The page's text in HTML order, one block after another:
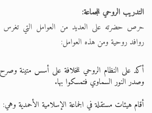
التدريب الروحي للجماعة:
حرص حضرته على العديد من العوامل التي تغرس
روافد روحية ومن هذه العوامل:
أكد على النظام الروحي للخلافة على أسس متينة
وصدر النور السماوي فتمسكوا بها.
أقام هيئات مستقلة في الجماعة الإسلامية الأحمدية وهي: